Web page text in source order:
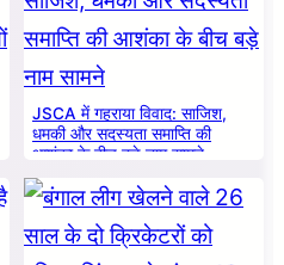
JSCA में गहराया विवाद: साजिश,
धमकी और सदस्यता समाप्ति की
आशंका के बीच बड़े नाम सामने